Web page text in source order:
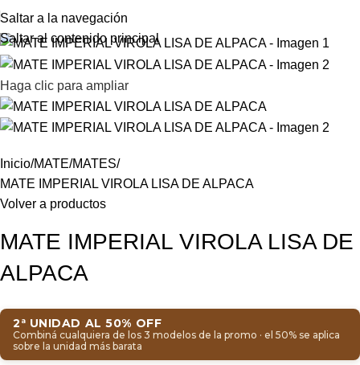
Saltar a la navegación
Saltar al contenido principal
Haga clic para ampliar
Inicio MATE MATES
MATE IMPERIAL VIROLA LISA DE ALPACA
Volver a productos
MATE IMPERIAL VIROLA LISA DE
ALPACA
2ª UNIDAD AL 50% OFF
Combiná cualquiera de los 3 modelos de la promo · el 50% se aplica
sobre la unidad más barata